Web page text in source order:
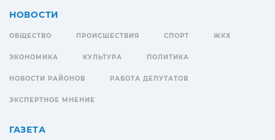
НОВОСТИ
ОБЩЕСТВО ПРОИСШЕСТВИЯ СПОРТ ЖКХ
ЭКОНОМИКА КУЛЬТУРА ПОЛИТИКА
НОВОСТИ РАЙОНОВ РАБОТА ДЕПУТАТОВ
ЭКСПЕРТНОЕ МНЕНИЕ
ГАЗЕТА